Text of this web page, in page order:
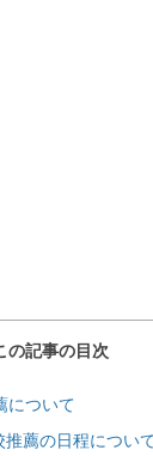
の記事の目次
について
薦の日程につい